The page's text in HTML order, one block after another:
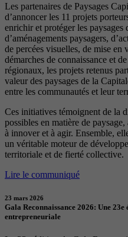
Les partenaires de Paysages
d’annoncer les 11 projets
enrichir et protéger les paysages
d’aménagements paysagers,
de percées visuelles, de mise
démarches de connaissance et
régionaux, les projets retenus
valeur des paysages de la
entre les communautés et leur
Ces initiatives témoignent de la
possibles en matière de
à innover et à agir. Ensemble,
un véritable moteur de
territoriale et de fierté collective.
Lire le communiqué
23 mars 2026
Gala Reconnaissance 2026: Une
entrepreneuriale